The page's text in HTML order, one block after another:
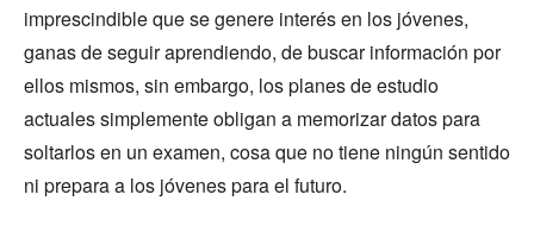
imprescindible que se genere interés en los jóvenes,
ganas de seguir aprendiendo, de buscar información por
ellos mismos, sin embargo, los planes de estudio
actuales simplemente obligan a memorizar datos para
soltarlos en un examen, cosa que no tiene ningún sentido
ni prepara a los jóvenes para el futuro.